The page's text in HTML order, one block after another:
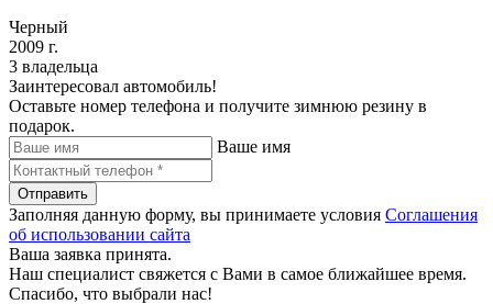
Черный
2009 г.
3 владельца
Заинтересовал автомобиль!
Оставьте номер телефона и получите зимнюю резину в
подарок.
Ваше имя
Отправить
Заполняя данную форму, вы принимаете условия Соглашения
об использовании сайта
Ваша заявка принята.
Наш специалист свяжется с Вами в самое ближайшее время.
Спасибо, что выбрали нас!